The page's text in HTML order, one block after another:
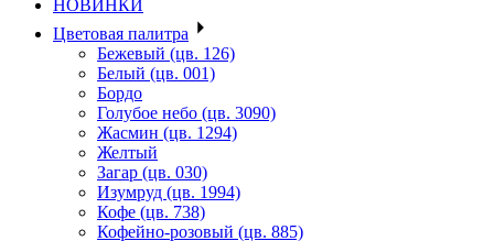
НОВИНКИ
Цветовая палитра
Бежевый (цв. 126)
Белый (цв. 001)
Бордо
Голубое небо (цв. 3090)
Жасмин (цв. 1294)
Желтый
Загар (цв. 030)
Изумруд (цв. 1994)
Кофе (цв. 738)
Кофейно-розовый (цв. 885)